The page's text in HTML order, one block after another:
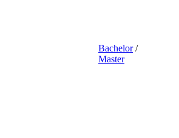
Bachelor/
Master